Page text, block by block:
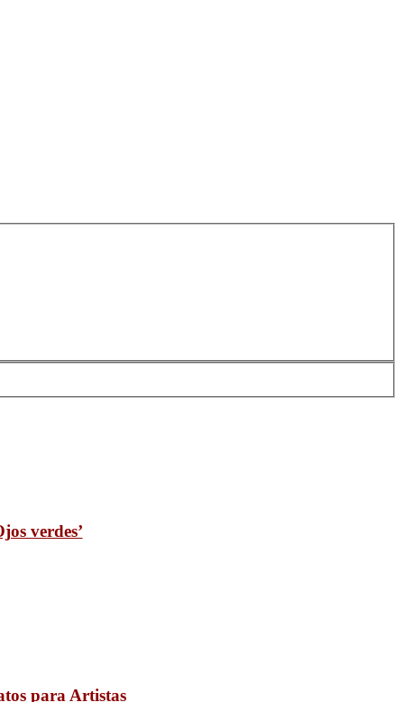
verdes’
para Artistas